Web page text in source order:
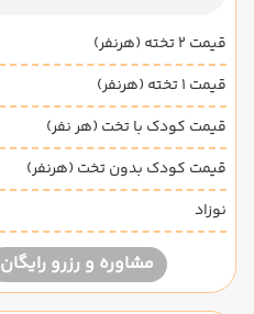
قیمت 2 تخته (هرنفر)
قیمت 1 تخته (هرنفر)
قیمت کودک با تخت (هر نفر)
قیمت کودک بدون تخت (هرنفر)
نوزاد
مشاوره و رزرو رایگان